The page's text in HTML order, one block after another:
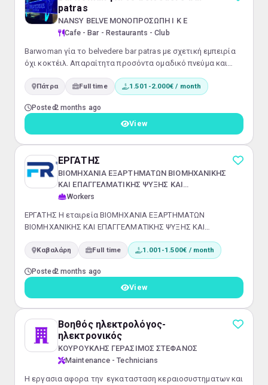
patras
NANSY BELVE ΜΟΝΟΠΡΟΣΩΠΗ Ι Κ Ε
Cafe - Bar - Restaurants - Club
Barwoman γία το belvedere bar patras με σχετική εμπειρία
όχι κοκτέιλ. Απαραίτητα προσόντα ομαδικό πνεύμα και
ασφάλιση. Αν επιθυμείς να ενταχθείς στην ομάδα μας
Πάτρα Full time 1.501-2.000€ / month
Posted2 months ago
View
ΕΡΓΑΤΗΣ
ΒΙΟΜΗΧΑΝΙΑ ΕΞΑΡΤΗΜΑΤΩΝ ΒΙΟΜΗΧΑΝΙΚΗΣ
ΚΑΙ ΕΠΑΓΓΕΛΜΑΤΙΚΗΣ ΨΥΞΗΣ ΚΑΙ
ΚΛΙΜΑΤΙΣΜΟΥ FRIGOPLAST ABEE
Workers
ΕΡΓΑΤΗΣ Η εταιρεία ΒΙΟΜΗΧΑΝΙΑ ΕΞΑΡΤΗΜΑΤΩΝ
ΒΙΟΜΗΧΑΝΙΚΗΣ ΚΑΙ ΕΠΑΓΓΕΛΜΑΤΙΚΗΣ ΨΥΞΗΣ ΚΑΙ
εταιρείες στον τομέα της, αναζητά άτομα για την κάλυψη
μονάδα μας. Τύπος Απασχόλησης: Πλήρης
απασχόλησηΕίδος Εργασίας: Με φυσική
παρουσίαΚατηγορία Επαγγέλματος: ΕργάτεςΕπίπεδο
Εκπαίδευσης: ΑδιάφοροΜισθός: 1.001-1....
Καβαλάρη Full time 1.001-1.500€ / month
Posted2 months ago
View
Βοηθός ηλεκτρολόγος-
ηλεκτρονικός
ΚΟΥΡΟΥΚΛΗΣ ΓΕΡΑΣΙΜΟΣ ΣΤΕΦΑΝΟΣ
Maintenance - Technicians
Η εργασια αφορα την εγκατασταση κεραιοσυστηματων και